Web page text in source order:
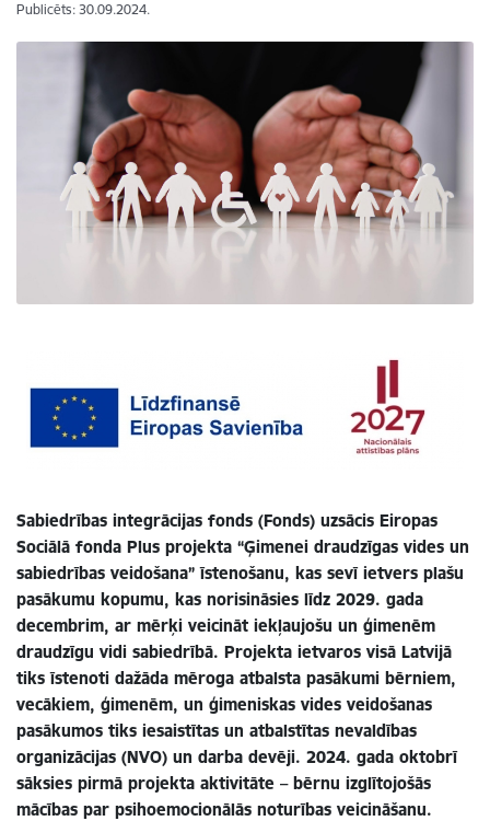
Publicēts: 30.09.2024.
Sabiedrības integrācijas fonds (Fonds) uzsācis Eiropas
Sociālā fonda Plus projekta “Ģimenei draudzīgas vides un
sabiedrības veidošana” īstenošanu, kas sevī ietvers plašu
pasākumu kopumu, kas norisināsies līdz 2029. gada
decembrim, ar mērķi veicināt iekļaujošu un ģimenēm
draudzīgu vidi sabiedrībā. Projekta ietvaros visā Latvijā
tiks īstenoti dažāda mēroga atbalsta pasākumi bērniem,
vecākiem, ģimenēm, un ģimeniskas vides veidošanas
pasākumos tiks iesaistītas un atbalstītas nevaldības
organizācijas (NVO) un darba devēji. 2024. gada oktobrī
sāksies pirmā projekta aktivitāte – bērnu izglītojošās
mācības par psihoemocionālās noturības veicināšanu.